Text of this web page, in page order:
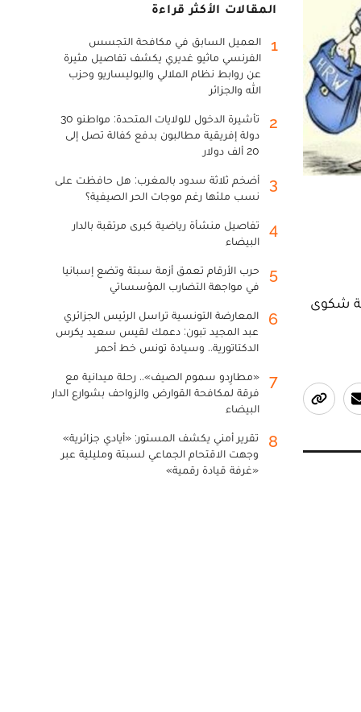
شكوى
المقالات الأكثر قراءة
1
العميل السابق في مكافحة التجسس
الفرنسي ماثيو غديري يكشف تفاصيل مثيرة
عن روابط نظام الملالي والبوليساريو وحزب
الله والجزائر
2
تأشيرة الدخول للولايات المتحدة: مواطنو 30
دولة إفريقية مطالبون بدفع كفالة تصل إلى
20 ألف دولار
3
أضخم ثلاثة سدود بالمغرب: هل حافظت على
نسب ملئها رغم موجات الحر الصيفية؟
4
تفاصيل منشأة رياضية كبرى مرتقبة بالدار
البيضاء
5
حرب الأرقام تعمق أزمة سبتة وتضع إسبانيا
في مواجهة التضارب المؤسساتي
6
المعارضة التونسية تراسل الرئيس الجزائري
عبد المجيد تبون: دعمك لقيس سعيد يكرس
الدكتاتورية.. وسيادة تونس خط أحمر
7
«مطارِدو سموم الصيف».. رحلة ميدانية مع
فرقة لمكافحة القوارض والزواحف بشوارع الدار
البيضاء
8
تقرير أمني يكشف المستور: «أيادي جزائرية»
وجهت الاقتحام الجماعي لسبتة ومليلية عبر
«غرفة قيادة رقمية»